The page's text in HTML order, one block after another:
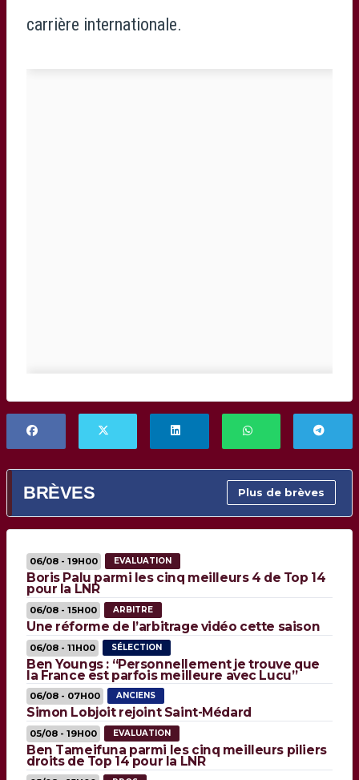
carrière internationale.
BRÈVES Plus de brèves
06/08 - 19H00 EVALUATION
Boris Palu parmi les cinq meilleurs 4 de Top 14
pour la LNR
06/08 - 15H00 ARBITRE
Une réforme de l’arbitrage vidéo cette saison
06/08 - 11H00 SÉLECTION
Ben Youngs : “Personnellement je trouve que
la France est parfois meilleure avec Lucu”
06/08 - 07H00 ANCIENS
Simon Lobjoit rejoint Saint-Médard
05/08 - 19H00 EVALUATION
Ben Tameifuna parmi les cinq meilleurs piliers
droits de Top 14 pour la LNR